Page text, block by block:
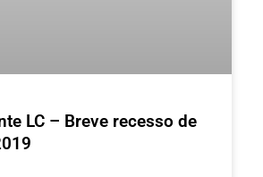
LC – Breve recesso de